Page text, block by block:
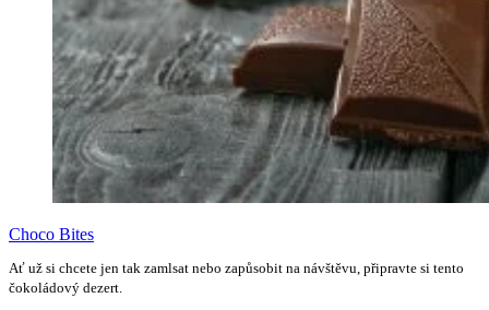
Choco Bites
Ať už si chcete jen tak zamlsat nebo zapůsobit na návštěvu, připravte si tento
čokoládový dezert.